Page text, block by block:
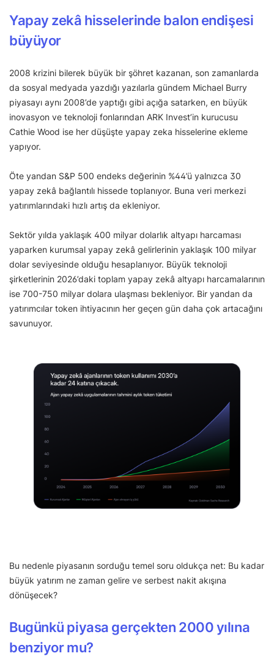
Yapay zekâ hisselerinde balon endişesi
büyüyor
2008 krizini bilerek büyük bir şöhret kazanan, son zamanlarda
da sosyal medyada yazdığı yazılarla gündem Michael Burry
piyasayı aynı 2008’de yaptığı gibi açığa satarken, en büyük
inovasyon ve teknoloji fonlarından ARK Invest’in kurucusu
Cathie Wood ise her düşüşte yapay zeka hisselerine ekleme
yapıyor.
Öte yandan S&P 500 endeks değerinin %44’ü yalnızca 30
yapay zekâ bağlantılı hissede toplanıyor. Buna veri merkezi
yatırımlarındaki hızlı artış da ekleniyor.
Sektör yılda yaklaşık 400 milyar dolarlık altyapı harcaması
yaparken kurumsal yapay zekâ gelirlerinin yaklaşık 100 milyar
dolar seviyesinde olduğu hesaplanıyor. Büyük teknoloji
şirketlerinin 2026’daki toplam yapay zekâ altyapı harcamalarının
ise 700-750 milyar dolara ulaşması bekleniyor. Bir yandan da
yatırımcılar token ihtiyacının her geçen gün daha çok artacağını
savunuyor.
Bu nedenle piyasanın sorduğu temel soru oldukça net: Bu kadar
büyük yatırım ne zaman gelire ve serbest nakit akışına
dönüşecek?
Bugünkü piyasa gerçekten 2000 yılına
benziyor mu?